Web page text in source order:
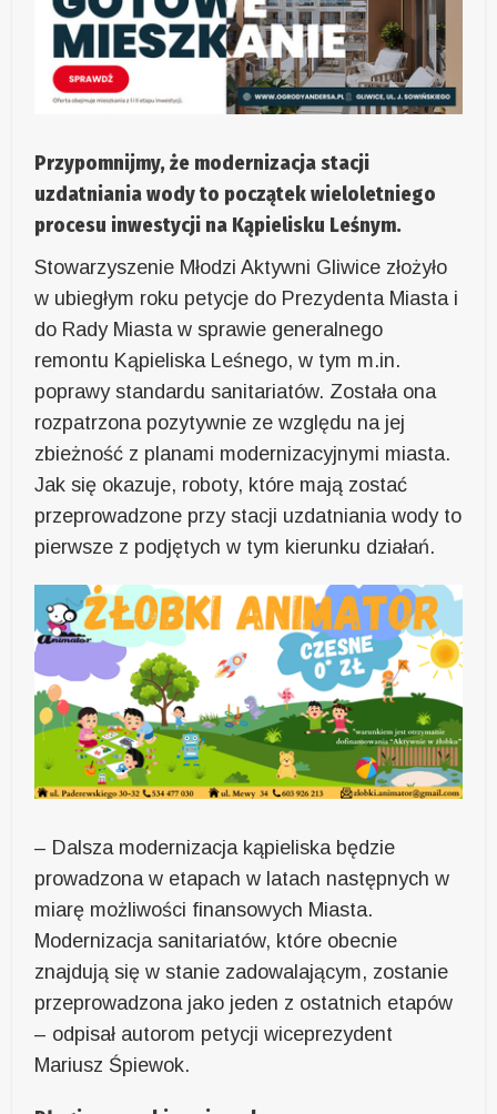
Przypomnijmy, że modernizacja stacji
uzdatniania wody to początek wieloletniego
procesu inwestycji na Kąpielisku Leśnym.
Stowarzyszenie Młodzi Aktywni Gliwice złożyło
w ubiegłym roku petycje do Prezydenta Miasta i
do Rady Miasta w sprawie generalnego
remontu Kąpieliska Leśnego, w tym m.in.
poprawy standardu sanitariatów. Została ona
rozpatrzona pozytywnie ze względu na jej
zbieżność z planami modernizacyjnymi miasta.
Jak się okazuje, roboty, które mają zostać
przeprowadzone przy stacji uzdatniania wody to
pierwsze z podjętych w tym kierunku działań.
– Dalsza modernizacja kąpieliska będzie
prowadzona w etapach w latach następnych w
miarę możliwości finansowych Miasta.
Modernizacja sanitariatów, które obecnie
znajdują się w stanie zadowalającym, zostanie
przeprowadzona jako jeden z ostatnich etapów
– odpisał autorom petycji wiceprezydent
Mariusz Śpiewok.